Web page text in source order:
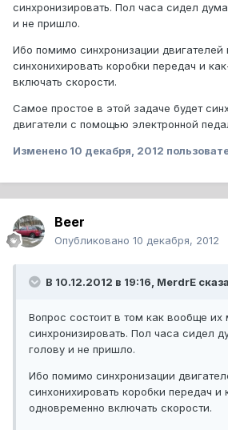
синхронизировать. Пол часа сидел
и не пришло.
Ибо помимо синхронизации двигателей
синхонихировать коробки передач и
включать скорости.
Самое простое в этой задаче будет
двигатели с помощью электронной
Изменено 10 декабря, 2012
Beer
Опубликовано 10 декабря, 2012
В 10.12.2012 в 19:16, MerdrE
Вопрос состоит в том как вообще их
синхронизировать. Пол часа сидел
голову и не пришло.
Ибо помимо синхронизации
синхонихировать коробки передач и
одновременно включать скорости.